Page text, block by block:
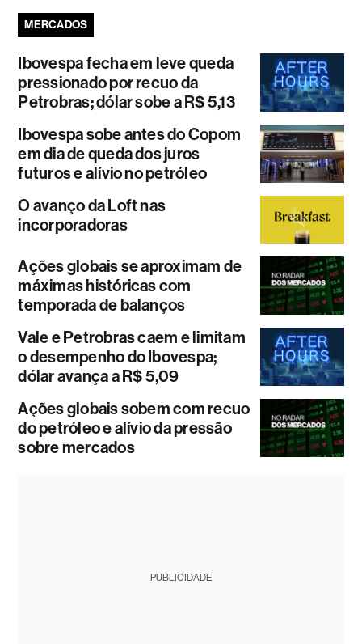
MERCADOS
Ibovespa fecha em leve queda
pressionado por recuo da
Petrobras; dólar sobe a R$ 5,13
Ibovespa sobe antes do Copom
em dia de queda dos juros
futuros e alívio no petróleo
O avanço da Loft nas
incorporadoras
Ações globais se aproximam de
máximas históricas com
temporada de balanços
Vale e Petrobras caem e limitam
o desempenho do Ibovespa;
dólar avança a R$ 5,09
Ações globais sobem com recuo
do petróleo e alívio da pressão
sobre mercados
PUBLICIDADE